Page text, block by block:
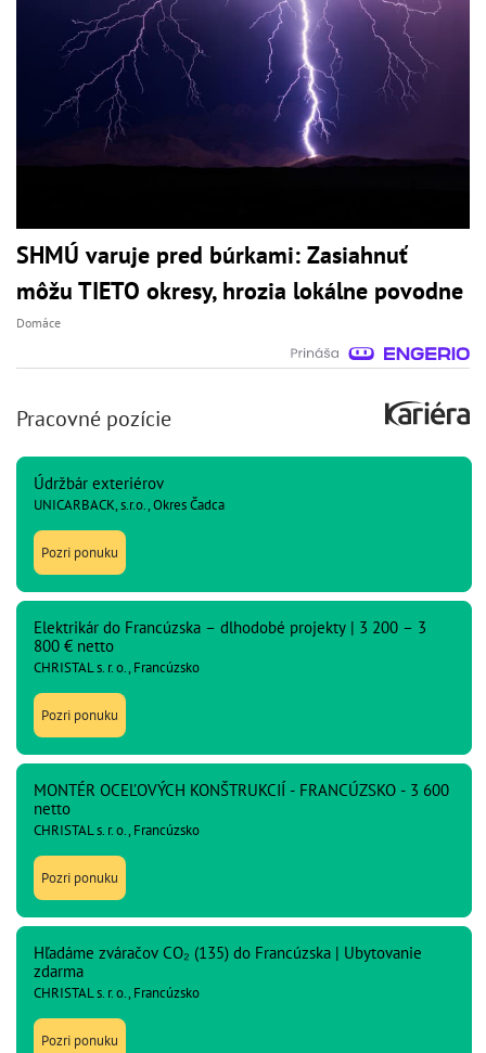
SHMÚ varuje pred búrkami: Zasiahnuť
môžu TIETO okresy, hrozia lokálne povodne
Domáce
Pracovné pozície
Údržbár exteriérov
UNICARBACK, s.r.o., Okres Čadca
Pozri ponuku
Elektrikár do Francúzska – dlhodobé projekty | 3 200 – 3
800 € netto
CHRISTAL s. r. o., Francúzsko
Pozri ponuku
MONTÉR OCEĽOVÝCH KONŠTRUKCIÍ - FRANCÚZSKO - 3 600
netto
CHRISTAL s. r. o., Francúzsko
Pozri ponuku
Hľadáme zváračov CO₂ (135) do Francúzska | Ubytovanie
zdarma
CHRISTAL s. r. o., Francúzsko
Pozri ponuku